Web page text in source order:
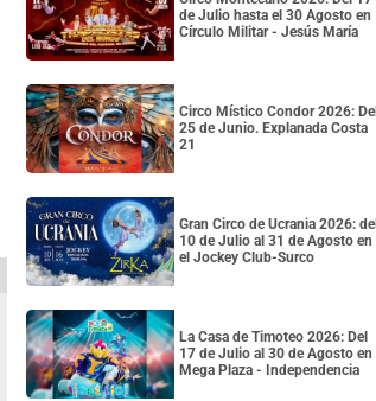
de Julio hasta el 30 Agosto en
Círculo Militar - Jesús María
Circo Místico Condor 2026: Del
25 de Junio. Explanada Costa
21
Gran Circo de Ucrania 2026: del
10 de Julio al 31 de Agosto en
el Jockey Club-Surco
La Casa de Timoteo 2026: Del
17 de Julio al 30 de Agosto en
Mega Plaza - Independencia